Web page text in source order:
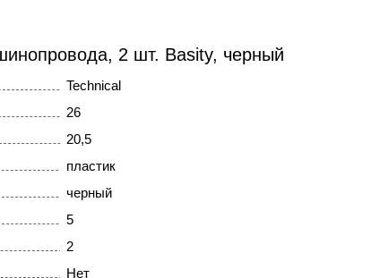
2 шт. Basity, черный
Technical
26
20,5
пластик
черный
5
2
Нет